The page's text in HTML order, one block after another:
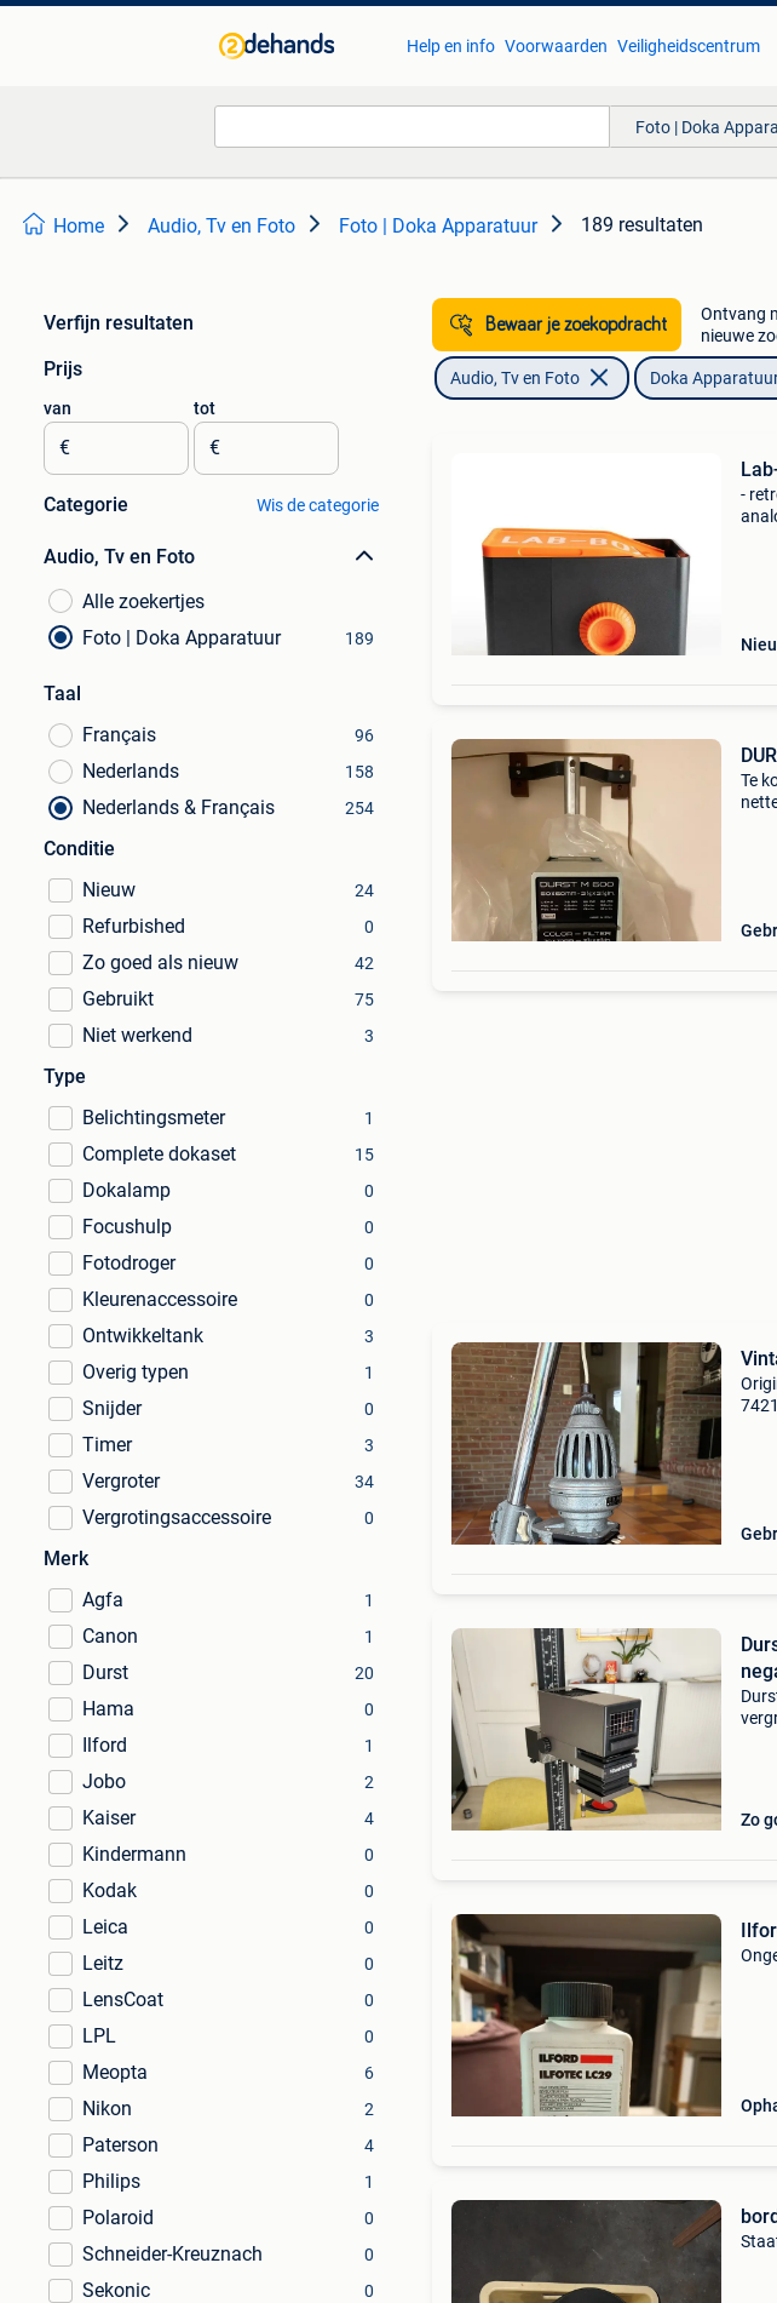
Help en info Voorwaarden Veiligheidscentrum
Foto | Doka
Home Audio, Tv en Foto Foto | Doka Apparatuur 189 resultaten
Verfijn resultaten
Prijs
van
€
tot
€
Categorie Wis de categorie
Audio, Tv en Foto
Alle zoekertjes
Foto | Doka Apparatuur
189
Taal
Français
96
Nederlands 158
Nederlands & Français 254
Conditie
Nieuw
24
Refurbished 0
Zo goed als nieuw 42
Gebruikt 75
Niet werkend 3
Type
Belichtingsmeter
1
Complete dokaset 15
Dokalamp 0
Focushulp 0
Fotodroger 0
Kleurenaccessoire 0
Ontwikkeltank 3
Overig typen 1
Snijder 0
Timer 3
Vergroter 34
Vergrotingsaccessoire 0
Merk
Agfa
1
Canon 1
Durst 20
Hama 0
Ilford 1
Jobo 2
Kaiser 4
Kindermann 0
Kodak 0
Leica 0
Leitz 0
LensCoat 0
LPL 0
Meopta 6
Nikon 2
Paterson 4
Philips 1
Polaroid 0
Schneider-Kreuznach 0
Sekonic 0
Bewaar je zoekopdracht
Ontvang
nieuwe
Audio, Tv en Foto Doka
-
Te
Zo